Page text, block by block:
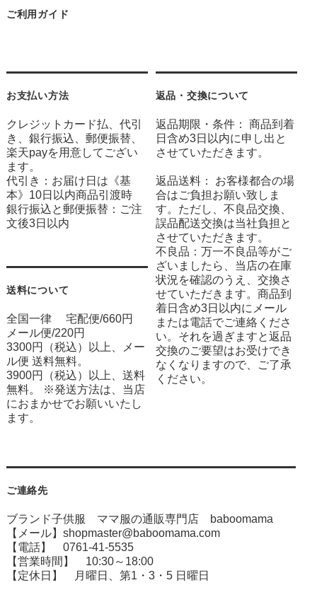
ご利用ガイド
お支払い方法
クレジットカード払、代引
き、銀行振込、郵便振替、
楽天payを用意してござい
ます。
代引き：お届け日は《基
本》10日以内商品引渡時
銀行振込と郵便振替：ご注
文後3日以内
送料について
全国一律 宅配便/660円
メール便/220円
3300円（税込）以上、メー
ル便 送料無料。
3900円（税込）以上、送料
無料。 ※発送方法は、当店
におまかせでお願いいたし
ます。
返品・交換について
返品期限・条件： 商品到着
日含め3日以内に申し出と
させていただきます。
返品送料： お客様都合の場
合はご負担お願い致しま
す。ただし、不良品交換、
誤品配送交換は当社負担と
させていただきます。
不良品：万一不良品等がご
ざいましたら、当店の在庫
状況を確認のうえ、交換さ
せていただきます。商品到
着日含め3日以内にメール
または電話でご連絡くださ
い。それを過ぎますと返品
交換のご要望はお受けでき
なくなりますので、ご了承
ください。
ご連絡先
ブランド子供服 ママ服の通販専門店 baboomama
【メール】shopmaster@baboomama.com
【電話】 0761-41-5535
【営業時間】 10:30～18:00
【定休日】 月曜日、第1・3・5 日曜日